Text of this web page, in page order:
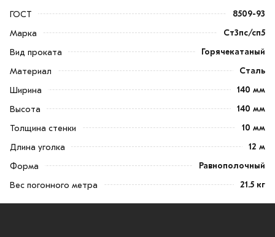
ГОСТ
8509-93
Марка
Ст3пс/сп5
Вид проката
Горячекатаный
Материал
Сталь
Ширина
140 мм
Высота
140 мм
Толщина стенки
10 мм
Длина уголка
12 м
Форма
Равнополочный
Вес погонного метра
21.5 кг